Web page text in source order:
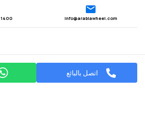
اتصل بالبائع
Info@arabiawheel.com
1400 3939 973+